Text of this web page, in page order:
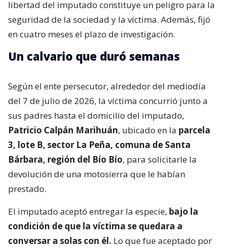
libertad del imputado constituye un peligro para la
seguridad de la sociedad y la víctima. Además, fijó
en cuatro meses el plazo de investigación.
Un calvario que duró semanas
Según el ente persecutor, alrededor del mediodía
del 7 de julio de 2026, la víctima concurrió junto a
sus padres hasta el domicilio del imputado,
Patricio Calpán Marihuán, ubicado en la parcela
3, lote B, sector La Peña, comuna de Santa
Bárbara, región del Bío Bío, para solicitarle la
devolución de una motosierra que le habían
prestado.
El imputado aceptó entregar la especie, bajo la
condición de que la víctima se quedara a
conversar a solas con él. Lo que fue aceptado por